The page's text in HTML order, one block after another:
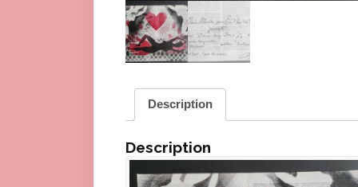
Description
Description